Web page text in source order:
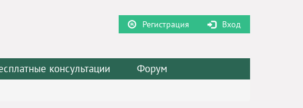
Регистрация Вход
консультации Форум